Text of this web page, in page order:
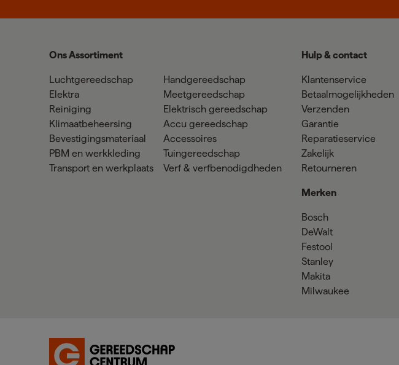
Ons Assortiment
Luchtgereedschap
Elektra
Reiniging
Klimaatbeheersing
Bevestigingsmateriaal
PBM en werkkleding
Transport en werkplaats
Handgereedschap
Meetgereedschap
Elektrisch gereedschap
Accu gereedschap
Accessoires
Tuingereedschap
Verf & verfbenodigdheden
Hulp & contact
Klantenservice
Betaalmogelijkheden
Verzenden
Garantie
Reparatieservice
Zakelijk
Retourneren
Merken
Bosch
DeWalt
Festool
Stanley
Makita
Milwaukee